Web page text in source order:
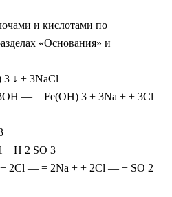
и кислотами по
«Основания» и
3 ↓ + 3NaCl
— = Fe(OH) 3 + 3Na + + 3Cl
+ H 2 SO 3
2Cl — = 2Na + + 2Cl — + SO 2